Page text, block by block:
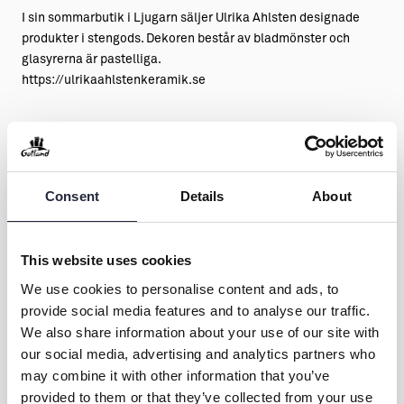
Consent Details About
This website uses cookies
We use cookies to personalise content and ads, to
provide social media features and to analyse our traffic.
We also share information about your use of our site with
our social media, advertising and analytics partners who
may combine it with other information that you’ve
provided to them or that they’ve collected from your use
I sin sommarbutik i Ljugarn säljer Ulrika Ahlsten designade
produkter i stengods. Dekoren består av bladmönster och
glasyrerna är pastelliga.
https://ulrikaahlstenkeramik.se
Kontakt & öppettider
Övrig information